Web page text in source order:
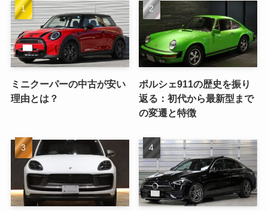
ミニクーパーの中古が安い
理由とは？
ポルシェ911の歴史を振り
返る：初代から最新型まで
の変遷と特徴